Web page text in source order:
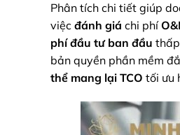
Phân tích chi tiết giúp
việc đánh giá chi phí
phí đầu tư ban đầu thấp
bản quyền phần mềm
thể mang lại TCO tối ưu